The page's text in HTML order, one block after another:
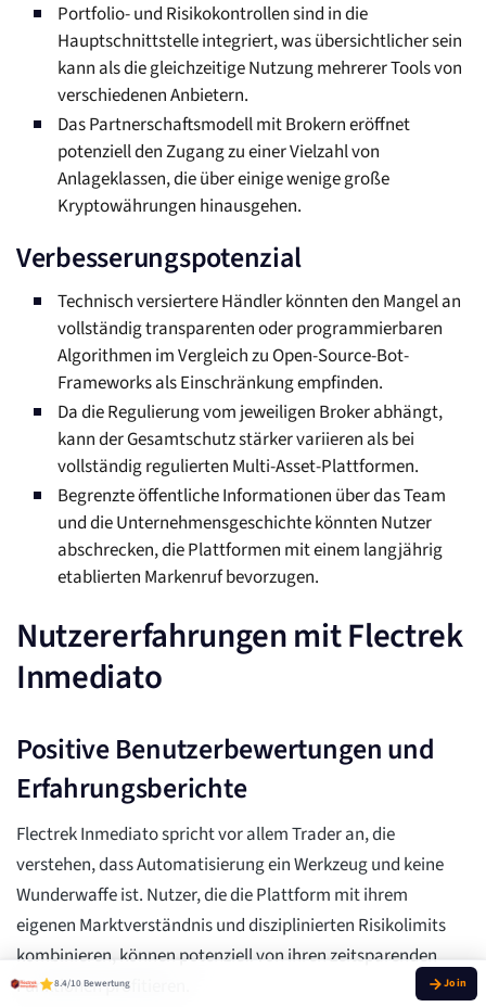
Portfolio- und Risikokontrollen sind in die
Hauptschnittstelle integriert, was übersichtlicher sein
kann als die gleichzeitige Nutzung mehrerer Tools von
verschiedenen Anbietern.
Das Partnerschaftsmodell mit Brokern eröffnet
potenziell den Zugang zu einer Vielzahl von
Anlageklassen, die über einige wenige große
Kryptowährungen hinausgehen.
Verbesserungspotenzial
Technisch versiertere Händler könnten den Mangel an
vollständig transparenten oder programmierbaren
Algorithmen im Vergleich zu Open-Source-Bot-
Frameworks als Einschränkung empfinden.
Da die Regulierung vom jeweiligen Broker abhängt,
kann der Gesamtschutz stärker variieren als bei
vollständig regulierten Multi-Asset-Plattformen.
Begrenzte öffentliche Informationen über das Team
und die Unternehmensgeschichte könnten Nutzer
abschrecken, die Plattformen mit einem langjährig
etablierten Markenruf bevorzugen.
Nutzererfahrungen mit Flectrek
Inmediato
Positive Benutzerbewertungen und
Erfahrungsberichte
Flectrek Inmediato spricht vor allem Trader an, die
verstehen, dass Automatisierung ein Werkzeug und keine
Wunderwaffe ist. Nutzer, die die Plattform mit ihrem
eigenen Marktverständnis und disziplinierten Risikolimits
kombinieren, können potenziell von ihren zeitsparenden
Funktionen profitieren.
8.4/10 Bewertung